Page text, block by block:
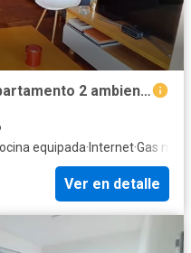
ALQUILER TEMPORARIO Departamento 2 ambientes, 50m2 Kennedy 2800 Palermo Chico, CABA
equipada· Internet·Gas
Ver en detalle